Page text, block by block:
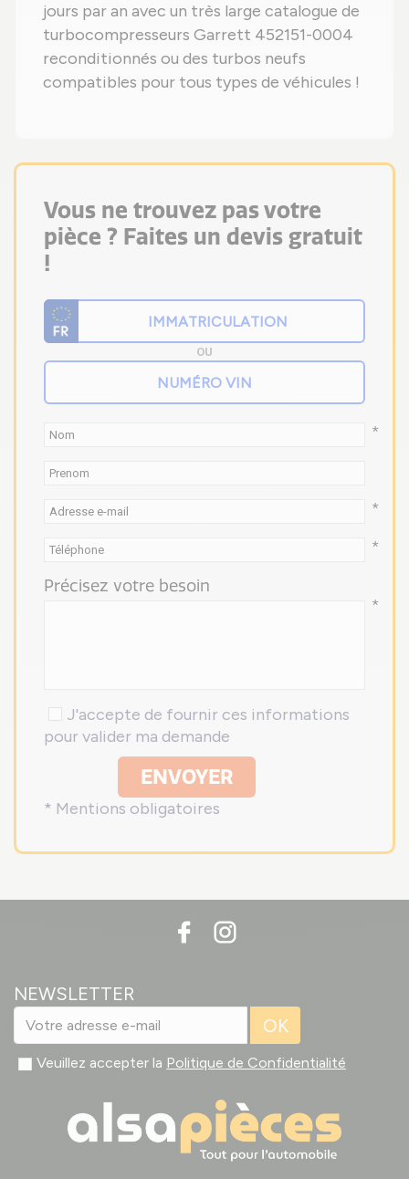
jours par an avec un très large catalogue de
turbocompresseurs Garrett 452151-0004
reconditionnés ou des turbos neufs
compatibles pour tous types de véhicules !
Vous ne trouvez pas votre
pièce ? Faites un devis gratuit
!
OU
*
*
*
Précisez votre besoin
*
J'accepte de fournir ces informations
pour valider ma demande
ENVOYER
* Mentions obligatoires
NEWSLETTER
OK
Veuillez accepter la Politique de Confidentialité